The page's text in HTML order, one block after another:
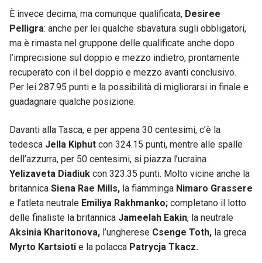
È invece decima, ma comunque qualificata, Desiree
Pelligra: anche per lei qualche sbavatura sugli obbligatori,
ma è rimasta nel gruppone delle qualificate anche dopo
l’imprecisione sul doppio e mezzo indietro, prontamente
recuperato con il bel doppio e mezzo avanti conclusivo.
Per lei 287.95 punti e la possibilità di migliorarsi in finale e
guadagnare qualche posizione.
Davanti alla Tasca, e per appena 30 centesimi, c’è la
tedesca Jella Kiphut con 324.15 punti, mentre alle spalle
dell’azzurra, per 50 centesimi, si piazza l’ucraina
Yelizaveta Diadiuk con 323.35 punti. Molto vicine anche la
britannica Siena Rae Mills, la fiamminga Nimaro Grassere
e l’atleta neutrale Emiliya Rakhmanko; completano il lotto
delle finaliste la britannica Jameelah Eakin, la neutrale
Aksinia Kharitonova, l’ungherese Csenge Toth, la greca
Myrto Kartsioti e la polacca Patrycja Tkacz.